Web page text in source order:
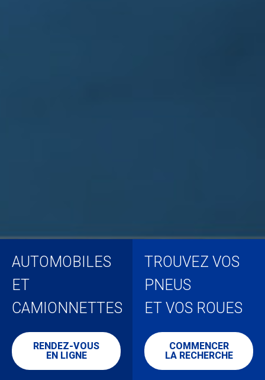
AUTOMOBILES
ET
CAMIONNETTES
RENDEZ-VOUS
EN LIGNE
TROUVEZ VOS
PNEUS
ET VOS ROUES
COMMENCER
LA RECHERCHE